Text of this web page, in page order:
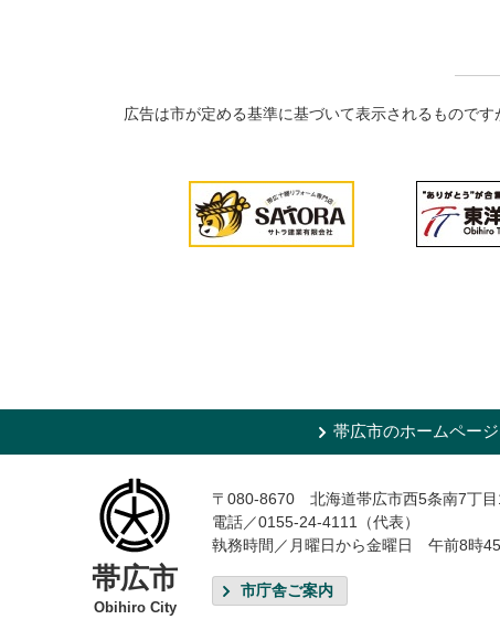
広告は市が定める基準に基づいて表示されるもので
帯広市のホームペー
帯広市
Obihiro City
〒080-8670 北海道帯広市西5条南7丁目
電話／0155-24-4111（代表）
執務時間／月曜日から金曜日 午前8時
市庁舎ご案内